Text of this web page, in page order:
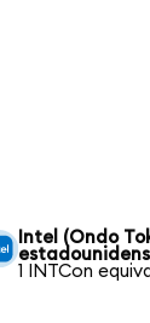
Intel (Ondo
1 INTCon